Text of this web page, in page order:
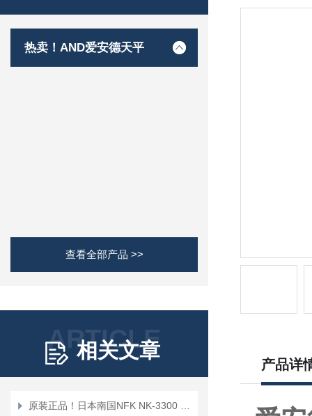
热卖！AND爱安德天平
查看全部产品 >>
ARTICLE
相关文章
产品详